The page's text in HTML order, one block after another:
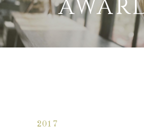
2017